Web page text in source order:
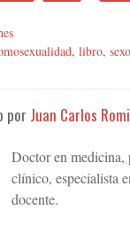
, libro, sexo
por Juan Carlos Romi
Doctor en medicina,
clínico, especialista
docente.